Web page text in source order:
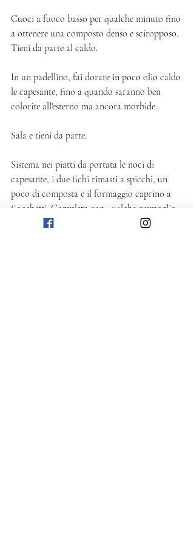
Cuoci a fuoco basso per qualche minuto fino
a ottenere una composto denso e sciropposo.
Tieni da parte al caldo.
In un padellino, fai dorare in poco olio caldo
le capesante, fino a quando saranno ben
colorite all'esterno ma ancora morbide.
Sala e tieni da parte.
Sistema nei piatti da portata le noci di
capesante, i due fichi rimasti a spicchi, un
poco di composta e il formaggio caprino a
fiocchetti. Completa con qualche germoglio
e servi subito.